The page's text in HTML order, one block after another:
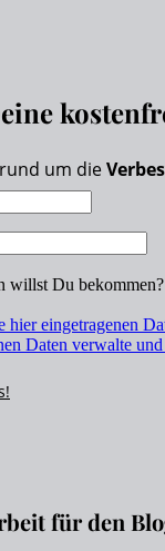
um die
willst Du bekommen?
hier eingetragenen
Daten verwalte und
für den